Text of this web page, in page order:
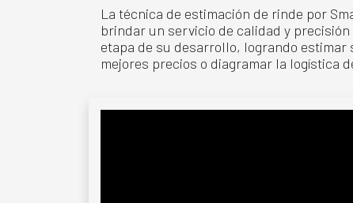
La técnica de estimación de rinde por
brindar un servicio de calidad y
etapa de su desarrollo, logrando
mejores precios o diagramar la logística